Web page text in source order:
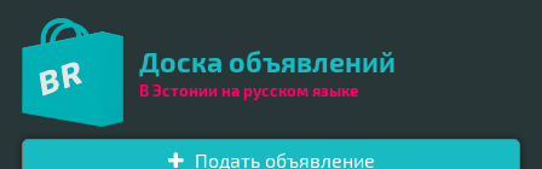
Доска объявлений
В Эстонии на русском языке
Подать объявление